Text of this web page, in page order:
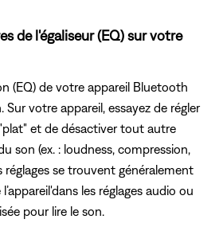
de l'égaliseur (EQ) sur votre
(EQ) de votre appareil Bluetooth
votre appareil, essayez de régler
"plat" et de désactiver tout autre
son (ex. : loudness, compression,
réglages se trouvent généralement
les réglages audio ou
pour lire le son.